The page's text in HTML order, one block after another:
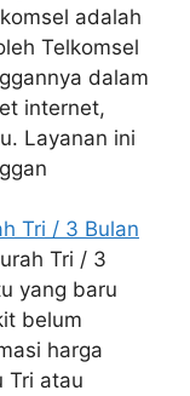
adalah
Telkomsel
dalam
internet,
Layanan ini
Tri / 3 Bulan
Tri / 3
yang baru
belum
harga
Tri atau